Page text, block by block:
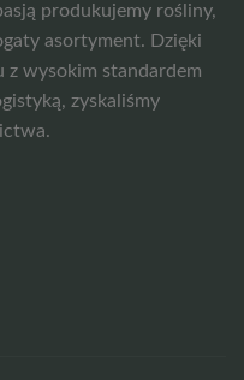
produkujemy rośliny,
asortyment. Dzięki
z wysokim standardem
zyskaliśmy